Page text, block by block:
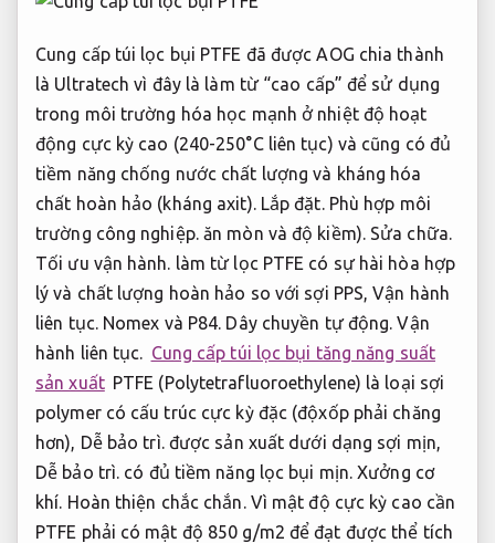
Cung cấp túi lọc bụi PTFE đã được AOG chia thành
là Ultratech vì đây là làm từ “cao cấp” để sử dụng
trong môi trường hóa học mạnh ở nhiệt độ hoạt
động cực kỳ cao (240-250°C liên tục) và cũng có đủ
tiềm năng chống nước chất lượng và kháng hóa
chất hoàn hảo (kháng axit). Lắp đặt. Phù hợp môi
trường công nghiệp.ăn mòn và độ kiềm). Sửa chữa.
Tối ưu vận hành. làm từ lọc PTFE có sự hài hòa hợp
lý và chất lượng hoàn hảo so với sợi PPS,Vận hành
liên tục.Nomex và P84. Dây chuyền tự động. Vận
hành liên tục. Cung cấp túi lọc bụi tăng năng suất
sản xuất PTFE (Polytetrafluoroethylene) là loại sợi
polymer có cấu trúc cực kỳ đặc (độxốp phải chăng
hơn), Dễ bảo trì.được sản xuất dưới dạng sợi mịn,
Dễ bảo trì. có đủ tiềm năng lọc bụi mịn.Xưởng cơ
khí. Hoàn thiện chắc chắn.Vì mật độ cực kỳ cao cần
PTFE phải có mật độ 850 g/m2 để đạt được thể tích